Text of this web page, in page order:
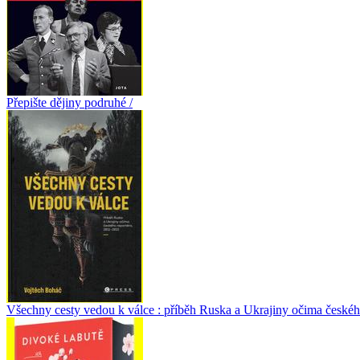
Přepište dějiny podruhé /
Všechny cesty vedou k válce : příběh Ruska a Ukrajiny očima